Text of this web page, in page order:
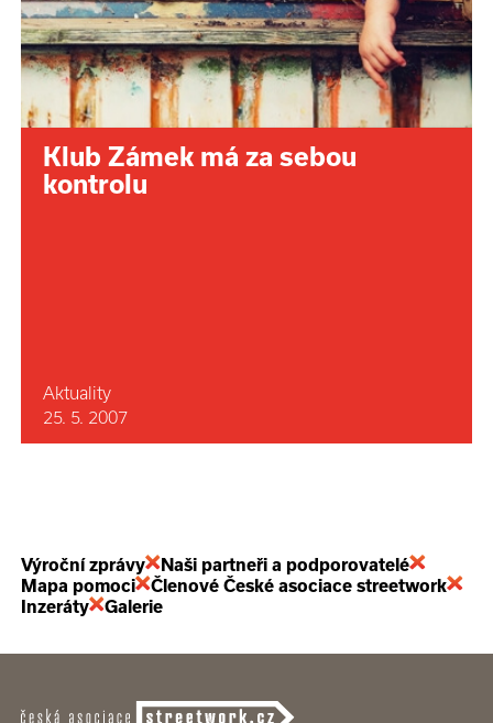
Klub Zámek má za sebou
kontrolu
Aktuality
25. 5. 2007
Výroční zprávy
Naši partneři a podporovatelé
Mapa pomoci
Členové České asociace streetwork
Inzeráty
Galerie